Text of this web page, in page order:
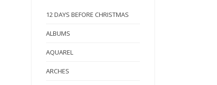
12 DAYS BEFORE CHRISTMAS
ALBUMS
AQUAREL
ARCHES